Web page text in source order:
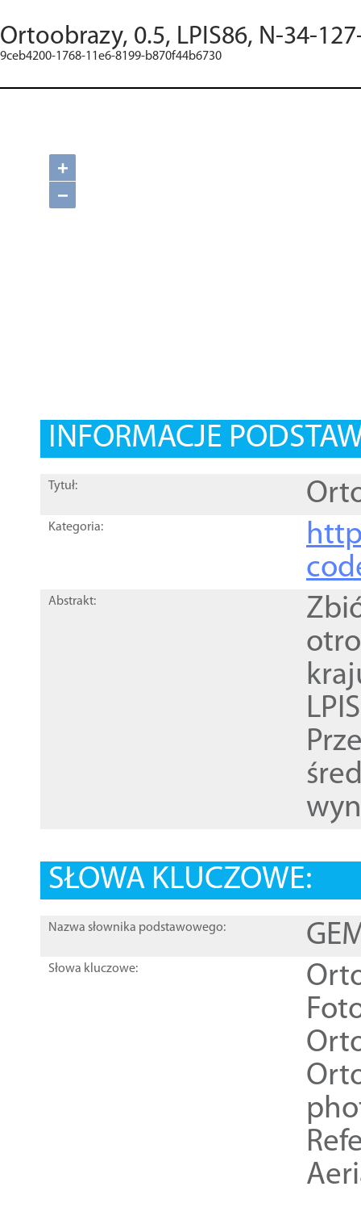
Ortoobrazy, 0.5, LPIS86, N-34-
9ceb4200-1768-11e6-8199-b870f44b6730
+
−
INFORMACJE
Tytuł:
Kategoria:
Abstrakt:
SŁOWA KLUCZOWE:
Nazwa słownika podstawowego:
Słowa kluczowe: